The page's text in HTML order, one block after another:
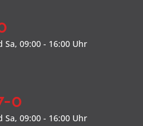
Sa, 09:00 - 16:00 Uhr
0
Sa, 09:00 - 16:00 Uhr